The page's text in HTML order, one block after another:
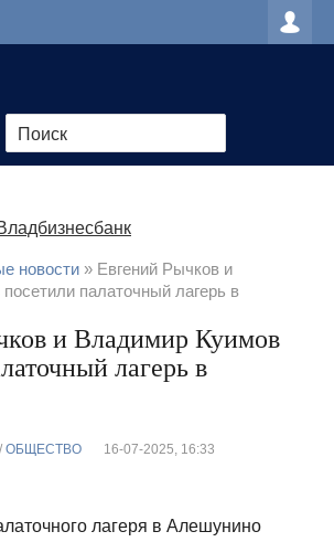
новости » Евгений Рычков и
палаточный лагерь в
и Владимир Куимов
лагерь в
/ ОБЩЕСТВО
16-07-2025, 16:33
лагеря в Алешунино